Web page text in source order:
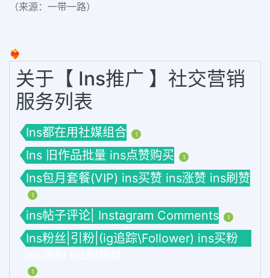
（来源：一带一路）
❤️‍🔥
关于【 Ins推广 】社交营销
服务列表
Ins都在用社媒组合 1
Ins 旧作品批量 ins点赞购买 1
Ins包月套餐(VIP) ins买赞 ins涨赞 ins刷赞
1
ins帖子评论| Instagram Comments 1
Ins粉丝|引粉|(ig追踪\Follower) ins买粉
1